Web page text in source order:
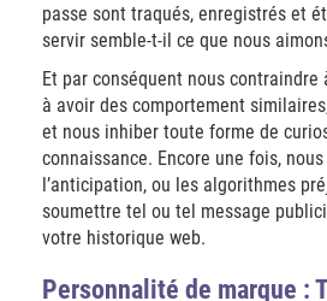
passe sont traqués, enregistrés et
servir semble-t-il ce que nous
Et par conséquent nous contraindre
à avoir des comportement
et nous inhiber toute forme de
connaissance. Encore une fois,
l’anticipation, ou les algorithmes
soumettre tel ou tel message
votre historique web.
Personnalité de marque :